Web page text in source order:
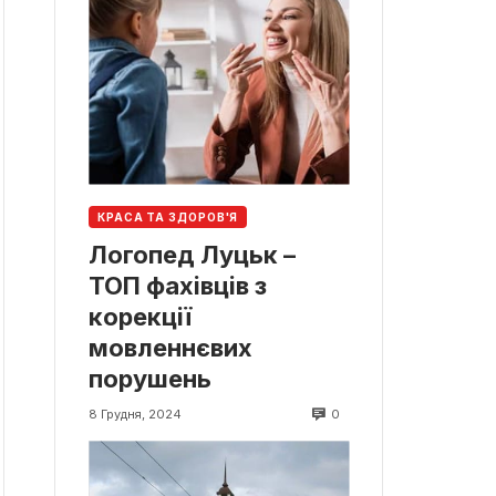
КРАСА ТА ЗДОРОВ'Я
Логопед Луцьк –
ТОП фахівців з
корекції
мовленнєвих
порушень
8 Грудня, 2024 0